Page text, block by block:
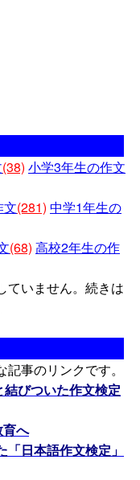
(38) 小学3年生の作文
文(281) 中学1年生の
(68) 高校2年生の作
ていません。続きは
事のリンクです。
びついた作文検定
へ
日本語作文検定」